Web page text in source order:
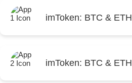
imToken: BTC & ETH
imToken: BTC & ETH